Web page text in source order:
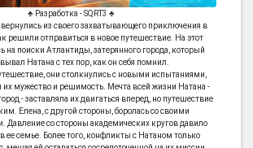
♣ Разработка - SQRT3 ♣
вернулись из своего захватывающего приключения в
решили отправиться в новое путешествие. На этот
на поиски Атлантиды, затерянного города, который
Натана с тех пор, как он себя помнил.
они столкнулись с новыми испытаниями,
их мужество и решимость. Мечта всей жизни Натана -
- заставляла их двигаться вперед, но путешествие
Елена, с другой стороны, боролась со своими
со стороны академических кругов давило
ее семье. Более того, конфликты с Натаном только